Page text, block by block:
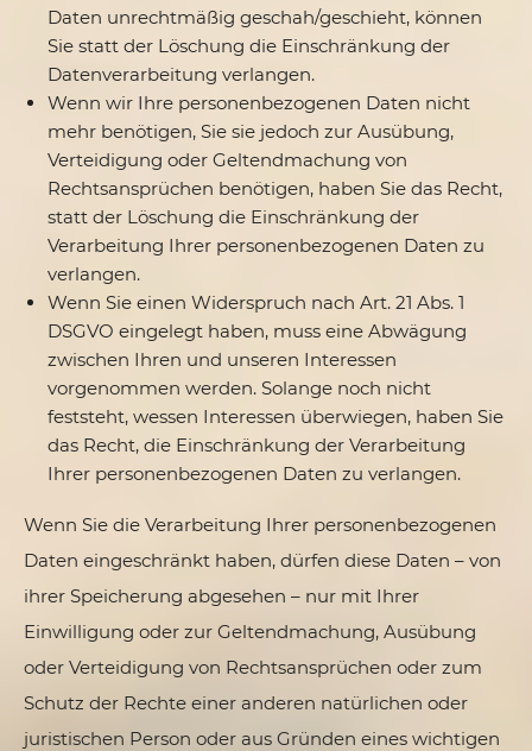
Daten unrechtmäßig geschah/geschieht, können
Sie statt der Löschung die Einschränkung der
Datenverarbeitung verlangen.
Wenn wir Ihre personenbezogenen Daten nicht
mehr benötigen, Sie sie jedoch zur Ausübung,
Verteidigung oder Geltendmachung von
Rechtsansprüchen benötigen, haben Sie das Recht,
statt der Löschung die Einschränkung der
Verarbeitung Ihrer personenbezogenen Daten zu
verlangen.
Wenn Sie einen Widerspruch nach Art. 21 Abs. 1
DSGVO eingelegt haben, muss eine Abwägung
zwischen Ihren und unseren Interessen
vorgenommen werden. Solange noch nicht
feststeht, wessen Interessen überwiegen, haben Sie
das Recht, die Einschränkung der Verarbeitung
Ihrer personenbezogenen Daten zu verlangen.
Wenn Sie die Verarbeitung Ihrer personenbezogenen
Daten eingeschränkt haben, dürfen diese Daten – von
ihrer Speicherung abgesehen – nur mit Ihrer
Einwilligung oder zur Geltendmachung, Ausübung
oder Verteidigung von Rechtsansprüchen oder zum
Schutz der Rechte einer anderen natürlichen oder
juristischen Person oder aus Gründen eines wichtigen